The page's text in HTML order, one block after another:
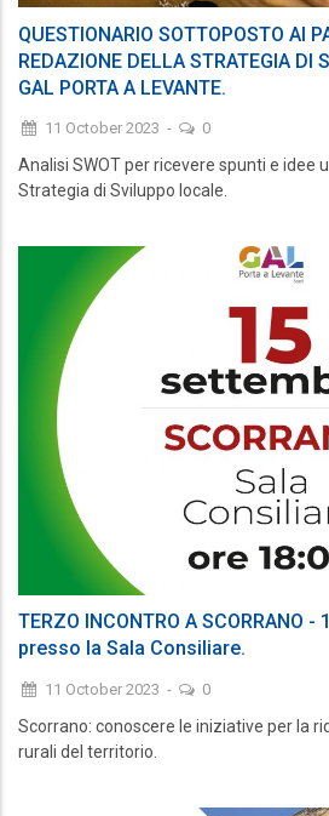
QUESTIONARIO SOTTOPOSTO AI
REDAZIONE DELLA STRATEGIA DI
GAL PORTA A LEVANTE.
11 October 2023 - 0
Analisi SWOT per ricevere spunti e idee
Strategia di Sviluppo locale.
TERZO INCONTRO A SCORRANO -
presso la Sala Consiliare.
11 October 2023 - 0
Scorrano: conoscere le iniziative per la
rurali del territorio.